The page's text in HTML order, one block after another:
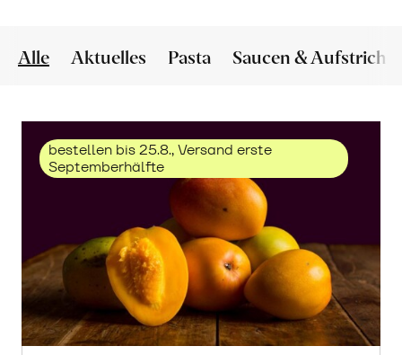
Alle Aktuelles Pasta Saucen & Aufstriche
bestellen bis 25.8., Versand erste
Septemberhälfte